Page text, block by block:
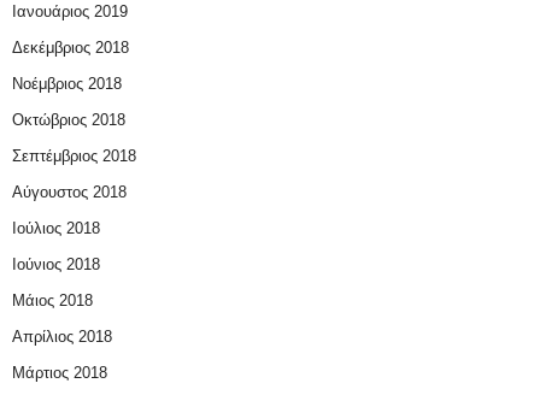
Ιανουάριος 2019
Δεκέμβριος 2018
Νοέμβριος 2018
Οκτώβριος 2018
Σεπτέμβριος 2018
Αύγουστος 2018
Ιούλιος 2018
Ιούνιος 2018
Μάιος 2018
Απρίλιος 2018
Μάρτιος 2018